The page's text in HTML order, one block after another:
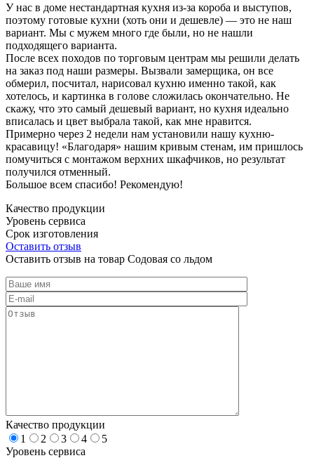
У нас в доме нестандартная кухня из-за короба и выступов,
поэтому готовые кухни (хоть они и дешевле) — это не наш
вариант. Мы с мужем много где были, но не нашли
подходящего варианта.
После всех походов по торговым центрам мы решили делать
на заказ под наши размеры. Вызвали замерщика, он все
обмерил, посчитал, нарисовал кухню именно такой, как
хотелось, и картинка в голове сложилась окончательно. Не
скажу, что это самый дешевый вариант, но кухня идеально
вписалась и цвет выбрала такой, как мне нравится.
Примерно через 2 недели нам установили нашу кухню-
красавицу! «Благодаря» нашим кривым стенам, им пришлось
помучиться с монтажом верхних шкафчиков, но результат
получился отменный.
Большое всем спасибо! Рекомендую!
Качество продукции
Уровень сервиса
Срок изготовления
Оставить отзыв
Оставить отзыв на товар Содовая со льдом
Качество продукции
1
2 3 4
5
Уровень сервиса